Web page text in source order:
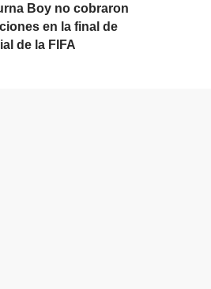
Boy no cobraron
en la final de
de la FIFA